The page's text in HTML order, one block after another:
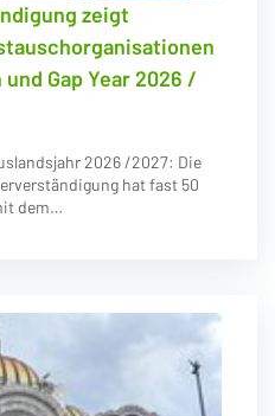
zeigt
Gap Year 2026 /
2026 /2027: Die
hat fast 50
dem…